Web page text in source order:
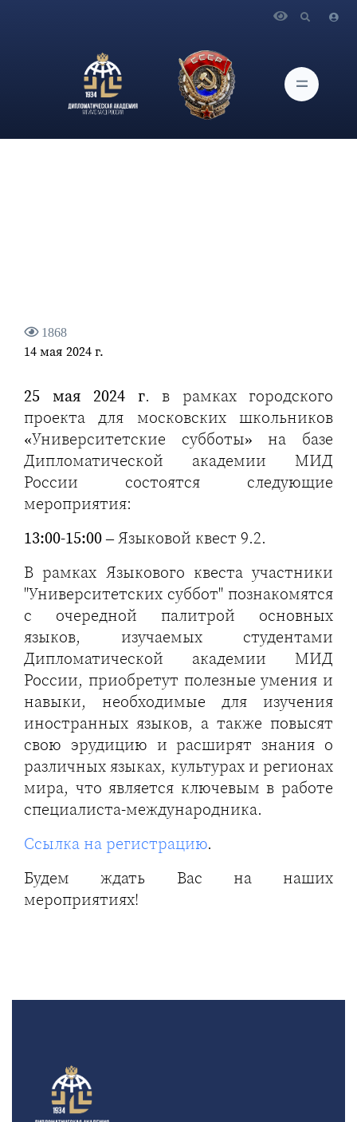
городского проекта для московских школьников
«Университетские субботы» состоится языковой квест
1868
14 мая 2024 г.
25 мая 2024 г. в рамках городского
проекта для московских школьников
«Университетские субботы» на базе
Дипломатической академии МИД
России состоятся следующие
мероприятия:
13:00-15:00– Языковой квест 9.2.
В рамках Языкового квеста участники
"Университетских суббот" познакомятся
с очередной палитрой основных
языков, изучаемых студентами
Дипломатической академии МИД
России, приобретут полезные умения и
навыки, необходимые для изучения
иностранных языков, а также повысят
свою эрудицию и расширят знания о
различных языках, культурах и регионах
мира, что является ключевым в работе
специалиста-международника.
Ссылка на регистрацию.
Будем ждать Вас на наших
мероприятиях!